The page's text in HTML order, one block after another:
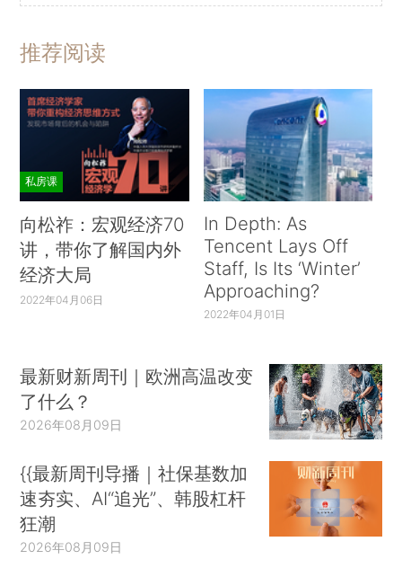
推荐阅读
私房课
向松祚：宏观经济70
讲，带你了解国内外
经济大局
2022年04月06日
In Depth: As
Tencent Lays Off
Staff, Is Its ‘Winter’
Approaching?
2022年04月01日
最新财新周刊｜欧洲高温改变
了什么？
2026年08月09日
{{最新周刊导播｜社保基数加
速夯实、AI“追光”、韩股杠杆
狂潮
2026年08月09日